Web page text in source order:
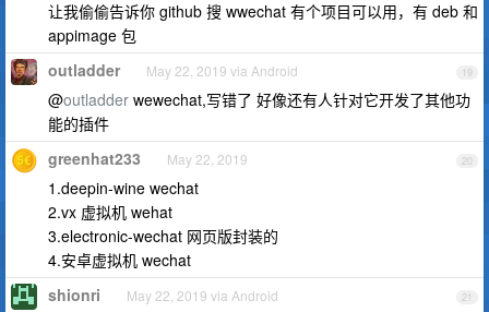
让我偷偷告诉你 github 搜 wwechat 有个项目可以用，有 deb 和
appimage 包
19
outladder May 22, 2019 via Android
@outladder wewechat,写错了 好像还有人针对它开发了其他功
能的插件
20
greenhat233 May 22, 2019
1.deepin-wine wechat
2.vx 虚拟机 wehat
3.electronic-wechat 网页版封装的
4.安卓虚拟机 wechat
21
shionri May 22, 2019 via Android